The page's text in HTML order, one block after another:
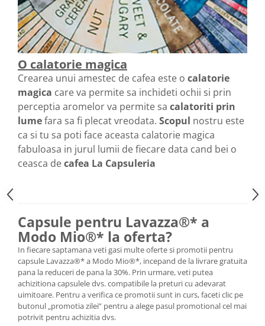
O calatorie magica
Crearea unui amestec de cafea este o calatorie
magica care va permite sa inchideti ochii si prin
perceptia aromelor va permite sa calatoriti prin
lumefara sa fi plecat vreodata. Scopul nostru este
ca si tu sa poti face aceasta calatorie magica
fabuloasa in jurul lumii de fiecare data cand bei o
ceasca decafea La Capsuleria
Capsule pentru Lavazza®* a
Modo Mio®* la oferta?
In fiecare saptamana veti gasi multe oferte si promotii pentru
capsule Lavazza®* a Modo Mio®*, incepand de la livrare gratuita
pana la reduceri de pana la 30%. Prin urmare, veti putea
achizitiona capsulele dvs. compatibile la preturi cu adevarat
uimitoare. Pentru a verifica ce promotii sunt in curs, faceti clic pe
butonul „promotia zilei” pentru a alege pasul promotional cel mai
potrivit pentru achizitia dvs.